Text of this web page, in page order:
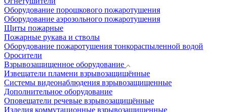
Оборудование порошкового пожаротушения
Оборудование аэрозольного пожаротушения
Щиты пожарные
Пожарные рукава и стволы
Оборудование пожаротушения тонкораспыленной водой
Оросители
Взрывозащищенное оборудование
Извещатели пламени взрывозащищённые
Системы видеонаблюдения взрывозащищенные
Дополнительное оборудование
Оповещатели речевые взрывозащищённые
Изделия коммутационные взрывозащищенные